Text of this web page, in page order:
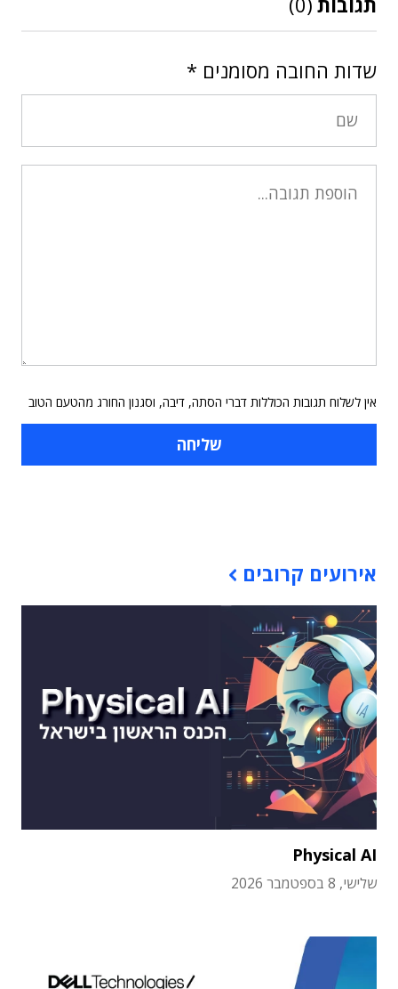
שדות החובה מסומנים *
אין לשלוח תגובות הכוללות דברי הסתה, דיבה, וסגנון החורג מהטעם הטוב
אירועים קרובים
Physical AI
שלישי, 8 בספטמבר 2026